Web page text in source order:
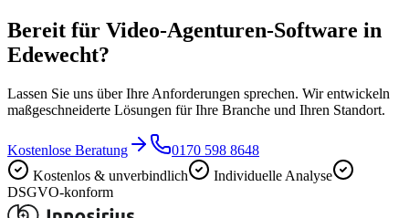
Bereit für Video-Agenturen-Software in
Edewecht?
Lassen Sie uns über Ihre Anforderungen sprechen. Wir entwickeln
maßgeschneiderte Lösungen für Ihre Branche und Ihren Standort.
Kostenlose Beratung
0170 598 8648
Kostenlos & unverbindlich
Individuelle Analyse
DSGVO-konform